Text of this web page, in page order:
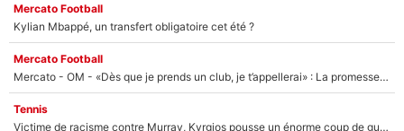
Mercato Football
Kylian Mbappé, un transfert obligatoire cet été ?
Mercato Football
Mercato - OM - «Dès que je prends un club, je t’appellerai» : La promesse de Marcelino au moment de claquer la porte
Tennis
Victime de racisme contre Murray, Kyrgios pousse un énorme coup de gueule !